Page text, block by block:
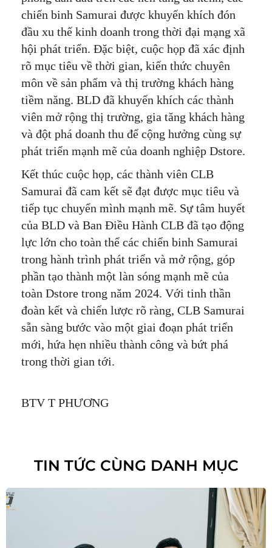
chiến binh Samurai được khuyến khích đón
đầu xu thế kinh doanh trong thời đại mạng xã
hội phát triển. Đặc biệt, cuộc họp đã xác định
rõ mục tiêu về thời gian, kiến thức chuyên
môn về sản phẩm và thị trường khách hàng
tiềm năng. BLD đã khuyến khích các thành
viên mở rộng thị trường, gia tăng khách hàng
và đột phá doanh thu để cộng hưởng cùng sự
phát triển mạnh mẽ của doanh nghiệp Dstore.
Kết thúc cuộc họp, các thành viên CLB
Samurai đã cam kết sẽ đạt được mục tiêu và
tiếp tục chuyển mình mạnh mẽ. Sự tâm huyết
của BLD và Ban Điều Hành CLB đã tạo động
lực lớn cho toàn thể các chiến binh Samurai
trong hành trình phát triển và mở rộng, góp
phần tạo thành một làn sóng mạnh mẽ của
toàn Dstore trong năm 2024. Với tinh thần
đoàn kết và chiến lược rõ ràng, CLB Samurai
sẵn sàng bước vào một giai đoạn phát triển
mới, hứa hẹn nhiều thành công và bứt phá
trong thời gian tới.
BTV T PHƯƠNG
TIN TỨC CÙNG DANH MỤC